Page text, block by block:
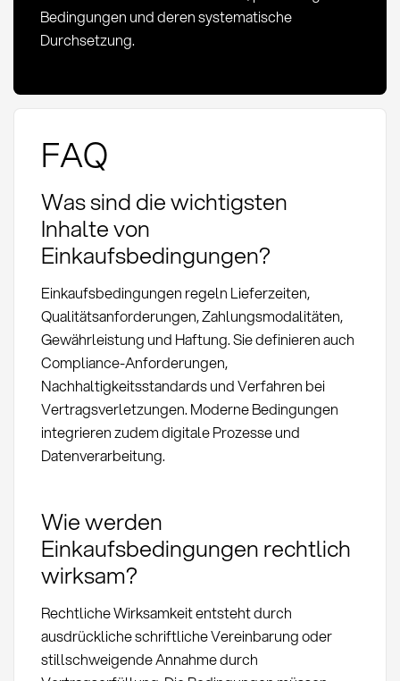
Bedingungen und deren systematische
Durchsetzung.
FAQ
Was sind die wichtigsten
Inhalte von
Einkaufsbedingungen?
Einkaufsbedingungen regeln Lieferzeiten,
Qualitätsanforderungen, Zahlungsmodalitäten,
Gewährleistung und Haftung. Sie definieren auch
Compliance-Anforderungen,
Nachhaltigkeitsstandards und Verfahren bei
Vertragsverletzungen. Moderne Bedingungen
integrieren zudem digitale Prozesse und
Datenverarbeitung.
Wie werden
Einkaufsbedingungen rechtlich
wirksam?
Rechtliche Wirksamkeit entsteht durch
ausdrückliche schriftliche Vereinbarung oder
stillschweigende Annahme durch